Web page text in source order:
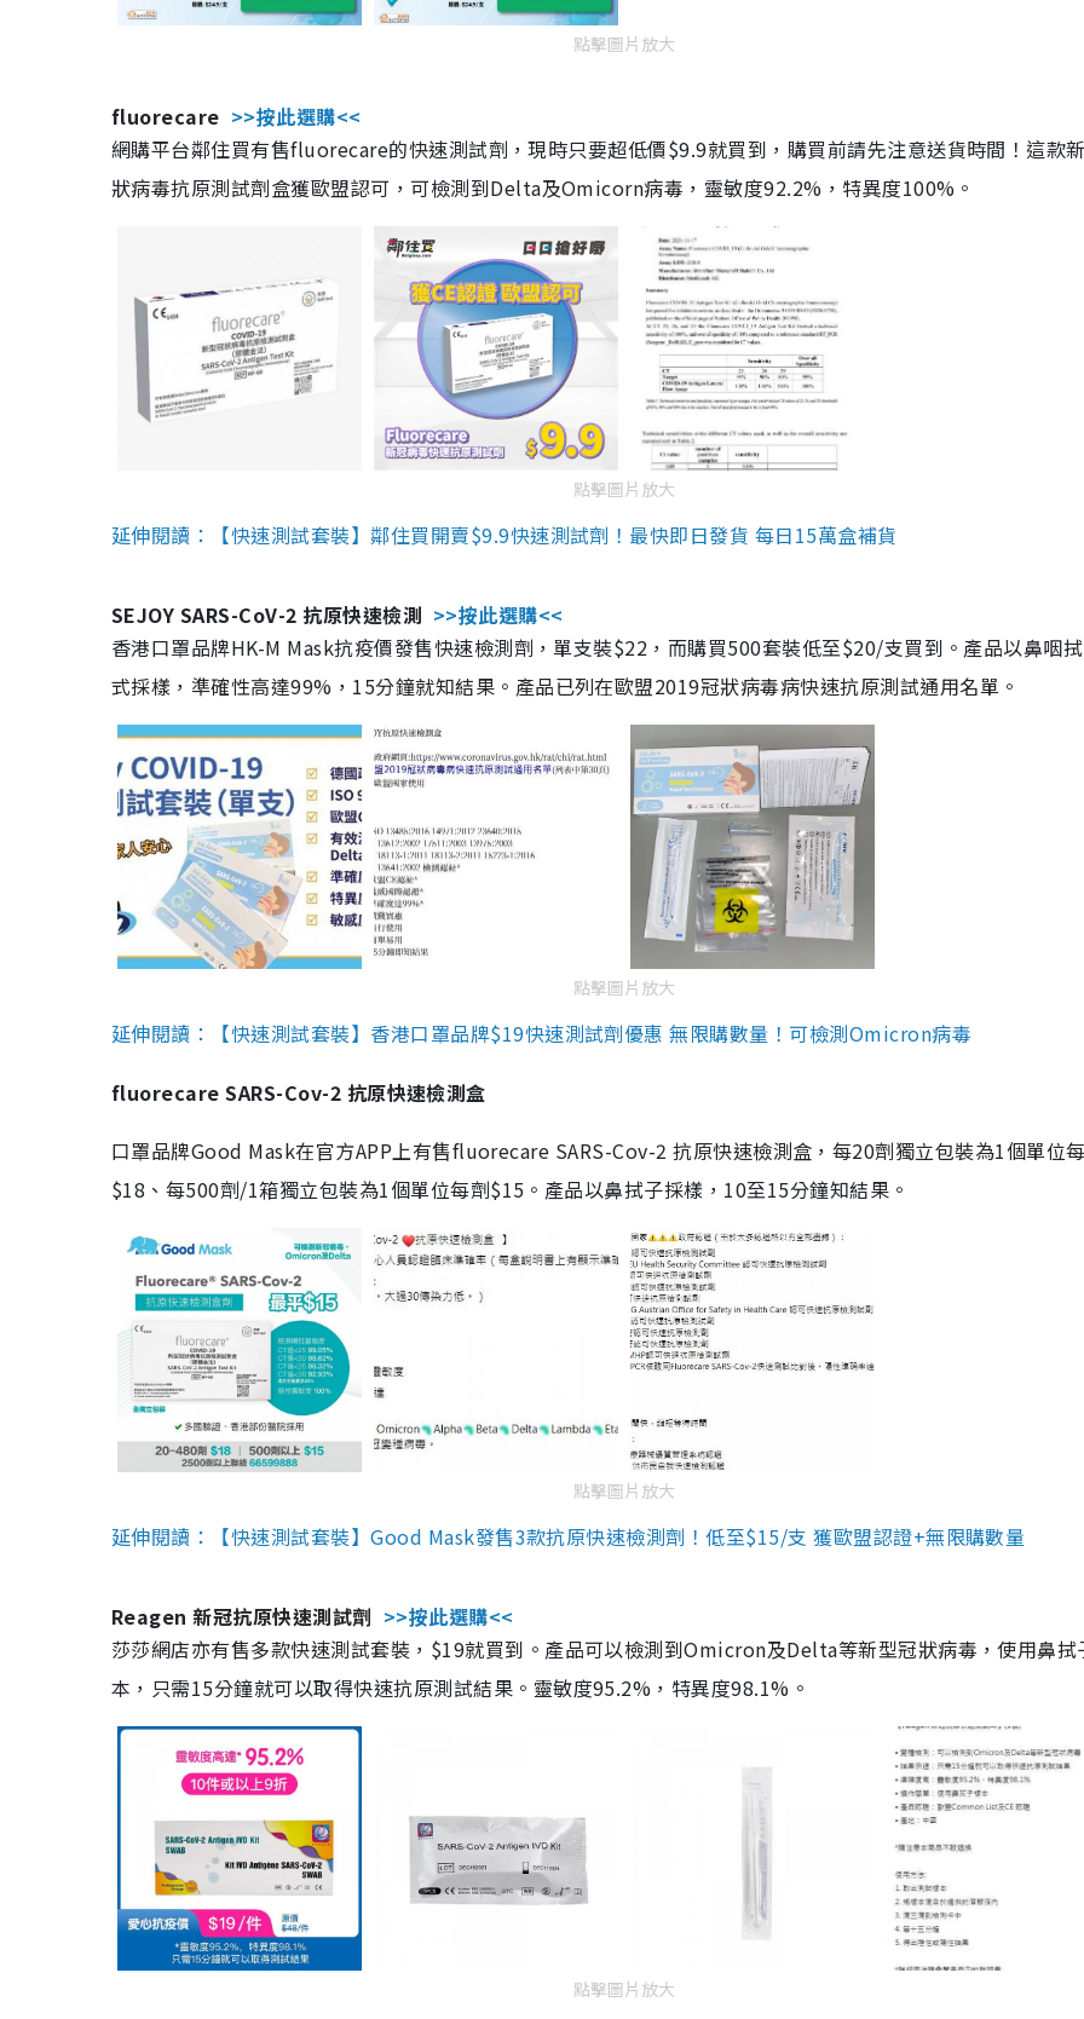
點擊圖片放大
fluorecare >>按此選購<<
網購平台鄰住買有售fluorecare的快速測試劑，現時只要超低價$9.9就買到，購買前請先注意送貨時間！這款
狀病毒抗原測試劑盒獲歐盟認可，可檢測到Delta及Omicorn病毒，靈敏度92.2%，特異度100%。
點擊圖片放大
延伸閱讀：【快速測試套裝】鄰住買開賣$9.9快速測試劑！最快即日發貨 每日15萬盒補貨
SEJOY SARS-CoV-2 抗原快速檢測 >>按此選購<<
香港口罩品牌HK-M Mask抗疫價發售快速檢測劑，單支裝$22，而購買500套裝低至$20/支買到。產品以鼻咽
式採樣，準確性高達99%，15分鐘就知結果。產品已列在歐盟2019冠狀病毒病快速抗原測試通用名單。
點擊圖片放大
延伸閱讀：【快速測試套裝】香港口罩品牌$19快速測試劑優惠 無限購數量！可檢測Omicron病毒
fluorecare SARS-Cov-2 抗原快速檢測盒
口罩品牌Good Mask在官方APP上有售fluorecare SARS-Cov-2 抗原快速檢測盒，每20劑獨立包裝為1個單位
$18、每500劑/1箱獨立包裝為1個單位每劑$15。產品以鼻拭子採樣，10至15分鐘知結果。
點擊圖片放大
延伸閱讀：【快速測試套裝】Good Mask發售3款抗原快速檢測劑！低至$15/支 獲歐盟認證+無限購數量
Reagen 新冠抗原快速測試劑 >>按此選購<<
莎莎網店亦有售多款快速測試套裝，$19就買到。產品可以檢測到Omicron及Delta等新型冠狀病毒，使用鼻拭
本，只需15分鐘就可以取得快速抗原測試結果。靈敏度95.2%，特異度98.1%。
點擊圖片放大